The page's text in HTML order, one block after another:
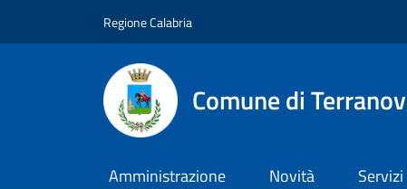
Regione Calabria
Comune di
Amministrazione Novità Servizi